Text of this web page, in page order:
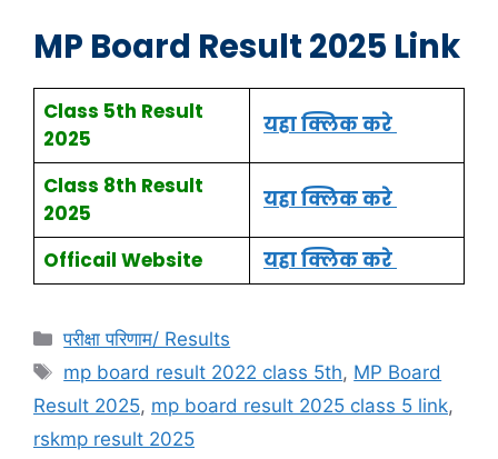
MP Board Result 2025 Link
Class 5th Result
2025
यहा क्लिक करे
Class 8th Result
2025
यहा क्लिक करे
Officail Website यहा क्लिक करे
परीक्षा परिणाम/ Results
mp board result 2022 class 5th, MP Board
Result 2025, mp board result 2025 class 5 link,
rskmp result 2025